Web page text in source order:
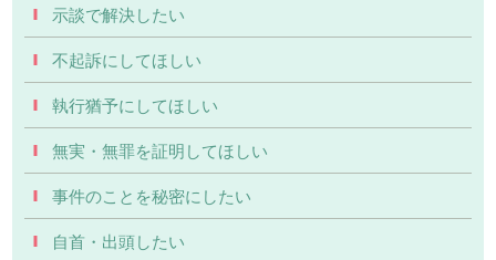
示談で解決したい
不起訴にしてほしい
執行猶予にしてほしい
無実・無罪を証明してほしい
事件のことを秘密にしたい
自首・出頭したい